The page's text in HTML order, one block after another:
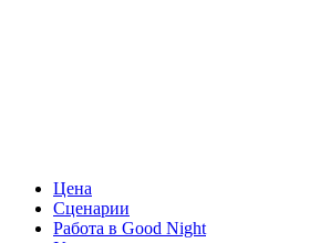
Цена
Сценарии
Работа в Good Night